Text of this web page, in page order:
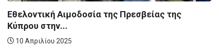
Εθελοντική Αιμοδοσία της Πρεσβείας της
Κύπρου στην...
10 Απριλίου 2025